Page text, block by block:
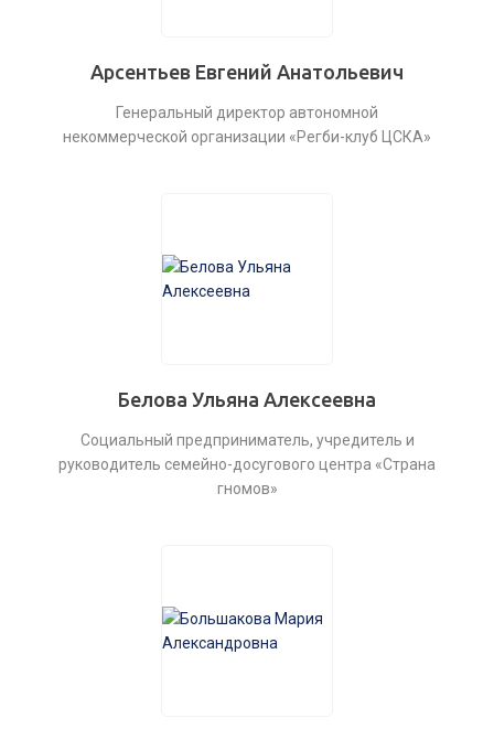
Арсентьев Евгений Анатольевич
Генеральный директор автономной
некоммерческой организации «Регби-клуб ЦСКА»
Белова Ульяна Алексеевна
Социальный предприниматель, учредитель и
руководитель семейно-досугового центра «Страна
гномов»